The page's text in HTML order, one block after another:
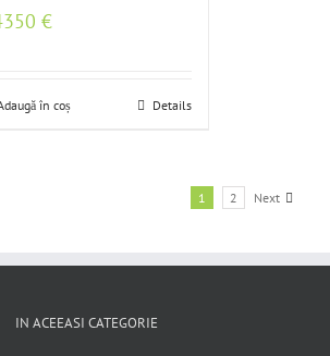
€
în coș Details
1 2 Next
IN ACEEASI CATEGORIE